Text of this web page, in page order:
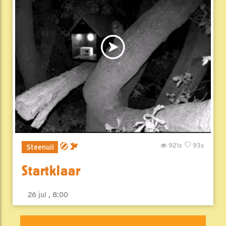
Steenuil 93x
921x
Startklaar
26 jul , 8:00